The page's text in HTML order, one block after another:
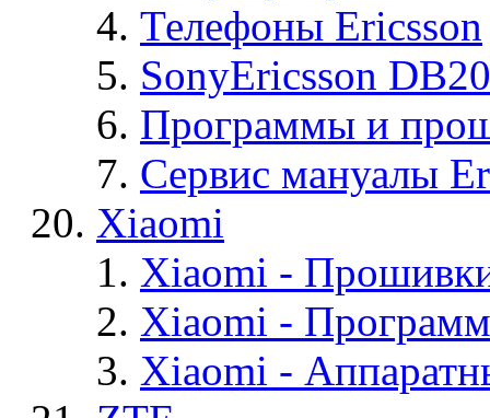
Телефоны Ericsson
SonyEricsson
Программы и
Сервис мануалы
Xiaomi
Xiaomi -
Xiaomi -
Xiaomi -